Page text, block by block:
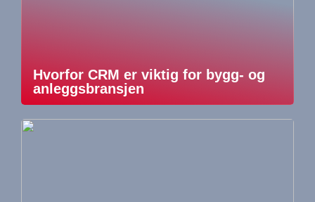
Hvorfor CRM er viktig for bygg- og
anleggsbransjen